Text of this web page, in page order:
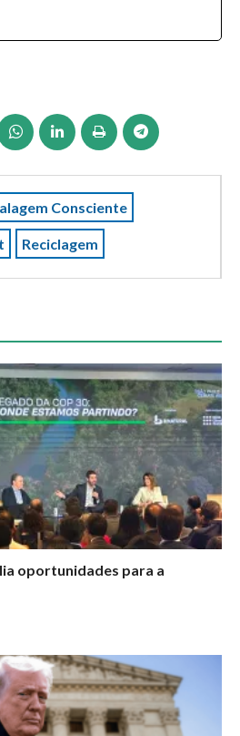
Consciente
Reciclagem
oportunidades para a